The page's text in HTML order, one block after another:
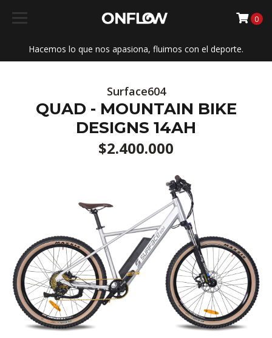
Hacemos lo que nos apasiona, fluimos con el deporte.
0
Surface604
QUAD - MOUNTAIN BIKE
DESIGNS 14AH
$2.400.000